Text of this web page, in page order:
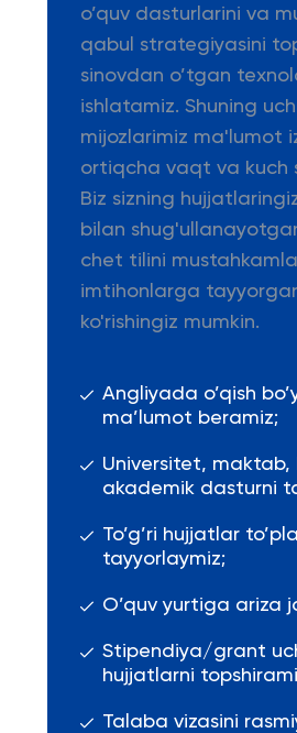
o’quv dasturlarini va
qabul strategiyasini
sinovdan o’tgan
ishlatamiz. Shuning
mijozlarimiz ma'lumot
ortiqcha vaqt va kuch
Biz sizning
bilan
chet tilini
imtihonlarga
ko'rishingiz mumkin.
Angliyada o’qish
ma’lumot beramiz;
Universitet, maktab,
akademik dasturni
To’g’ri hujjatlar
tayyorlaymiz;
O’quv yurtiga ariza
Stipendiya/grant
hujjatlarni
Talaba vizasini